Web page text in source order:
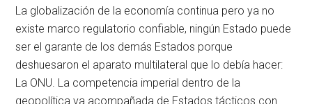
La globalización de la economía continua pero ya no
existe marco regulatorio confiable, ningún Estado puede
ser el garante de los demás Estados porque
deshuesaron el aparato multilateral que lo debía hacer:
La ONU. La competencia imperial dentro de la
geopolítica va acompañada de Estados tácticos con